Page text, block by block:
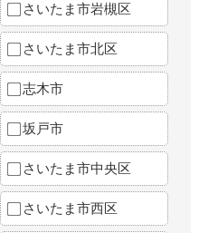
さいたま市岩槻区
さいたま市北区
志木市
坂戸市
さいたま市中央区
さいたま市西区